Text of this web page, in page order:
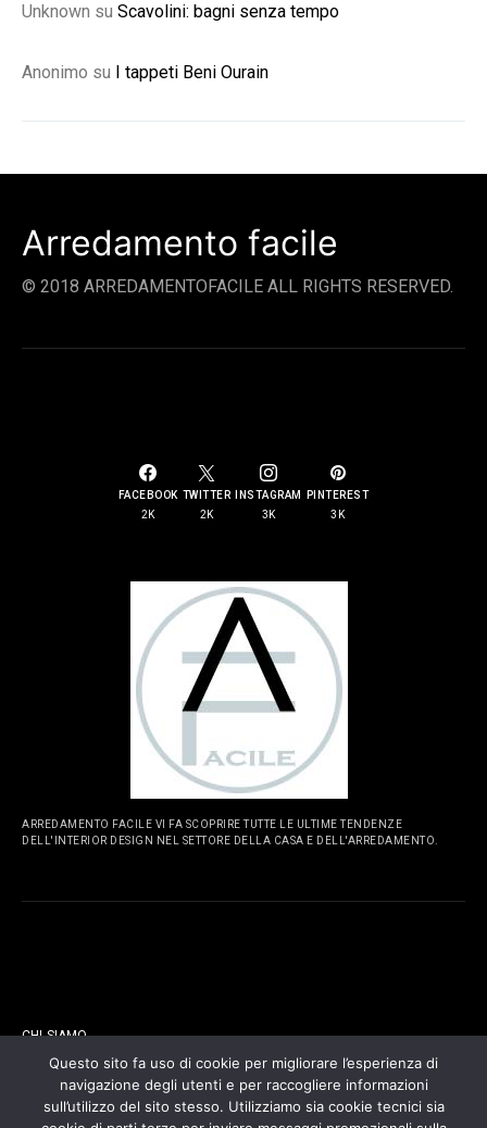
Unknown su Scavolini: bagni senza tempo
Anonimo su I tappeti Beni Ourain
Arredamento facile
© 2018 ARREDAMENTOFACILE ALL RIGHTS RESERVED.
FACEBOOK
2K
TWITTER
2K
INSTAGRAM
3K
PINTEREST
3K
ARREDAMENTO FACILE VI FA SCOPRIRE TUTTE LE ULTIME TENDENZE
DELL'INTERIOR DESIGN NEL SETTORE DELLA CASA E DELL'ARREDAMENTO.
CHI SIAMO
CONTATTI
Questo sito fa uso di cookie per migliorare l’esperienza di
navigazione degli utenti e per raccogliere informazioni
sull’utilizzo del sito stesso. Utilizziamo sia cookie tecnici sia